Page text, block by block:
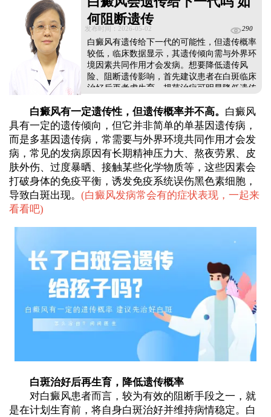
何阻断遗传
发布时间：2026-05-02 290
白癜风有遗传给下一代的可能性，但遗传概率
较低，临床数据显示，其遗传倾向需与外界环
境因素共同作用才会发病。想要降低遗传风
险、阻断遗传影响，首先建议患者在白斑临床
治好后再考虑生育，规范治疗可明显降低遗传
避免盲目用药。其次，有遗传背景的孩子，需
从小做好护理保健：避免强光暴晒、预防皮肤
外伤，保持规律作息和均衡饮食，调节情绪、
增强免疫力，有效预防白癜风发病。...
白癜风有一定遗传性，但遗传概率并不高。 白癜风
具有一定的遗传倾向，但它并非简单的单基因遗传病，
而是多基因遗传病，常需要与外界环境共同作用才会发
病，常见的发病原因有长期精神压力大、熬夜劳累、皮
肤外伤、过度暴晒、接触某些化学物质等，这些因素会
打破身体的免疫平衡，诱发免疫系统误伤黑色素细胞，
导致白斑出现。 (白癜风发病常会有的症状表现，一起来
看看吧)
白斑治好后再生育，降低遗传概率
对白癜风患者而言，较为有效的阻断手段之一，就
是在计划生育前，将自身白斑治好并维持病情稳定。白